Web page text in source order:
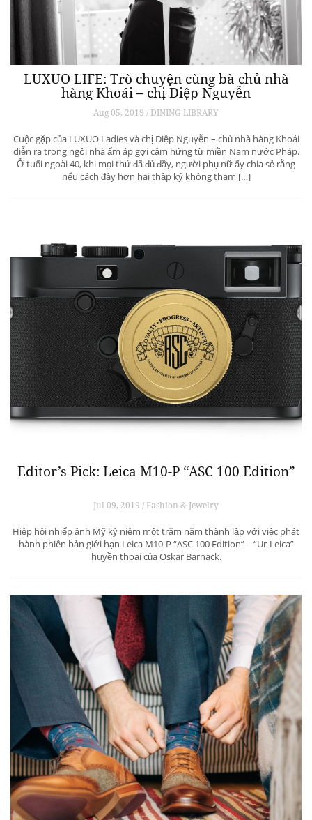
LUXUO LIFE: Trò chuyện cùng bà chủ nhà
hàng Khoái – chị Diệp Nguyễn
Aug 05, 2019 / DINING LIBRARY
Cuộc gặp của LUXUO Ladies và chị Diệp Nguyễn – chủ nhà hàng Khoái
diễn ra trong ngôi nhà ấm áp gợi cảm hứng từ miền Nam nước Pháp.
Ở tuổi ngoài 40, khi mọi thứ đã đủ đầy, người phụ nữ ấy chia sẻ rằng
nếu cách đây hơn hai thập kỷ không tham […]
Editor’s Pick: Leica M10-P “ASC 100 Edition”
Jul 09, 2019 / Fashion & Jewelry
Hiệp hội nhiếp ảnh Mỹ kỷ niệm một trăm năm thành lập với việc phát
hành phiên bản giới hạn Leica M10-P “ASC 100 Edition” – “Ur-Leica”
huyền thoại của Oskar Barnack.